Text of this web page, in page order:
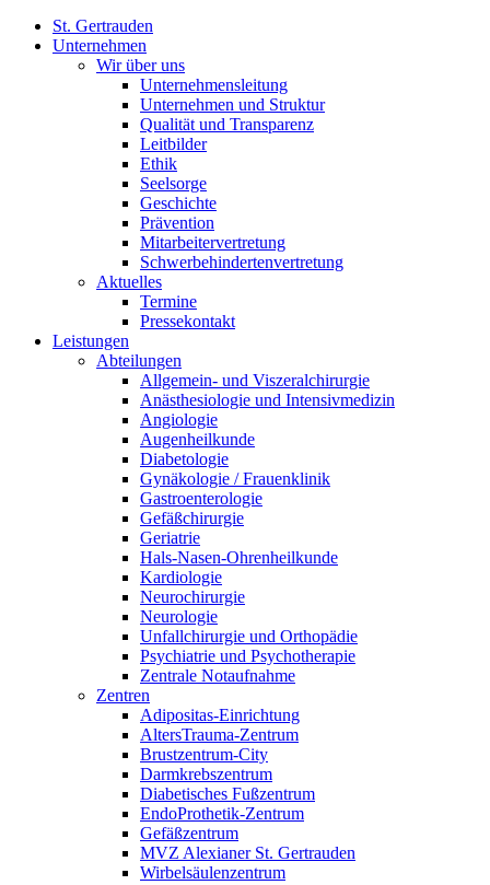
St. Gertrauden
Unternehmen
Wir über uns
Unternehmensleitung
Unternehmen und Struktur
Qualität und Transparenz
Leitbilder
Ethik
Seelsorge
Geschichte
Prävention
Mitarbeitervertretung
Schwerbehindertenvertretung
Aktuelles
Termine
Pressekontakt
Leistungen
Abteilungen
Allgemein- und Viszeralchirurgie
Anästhesiologie und Intensivmedizin
Angiologie
Augenheilkunde
Diabetologie
Gynäkologie / Frauenklinik
Gastroenterologie
Gefäßchirurgie
Geriatrie
Hals-Nasen-Ohrenheilkunde
Kardiologie
Neurochirurgie
Neurologie
Unfallchirurgie und Orthopädie
Psychiatrie und Psychotherapie
Zentrale Notaufnahme
Zentren
Adipositas-Einrichtung
AltersTrauma-Zentrum
Brustzentrum-City
Darmkrebszentrum
Diabetisches Fußzentrum
EndoProthetik-Zentrum
Gefäßzentrum
MVZ Alexianer St. Gertrauden
Wirbelsäulenzentrum